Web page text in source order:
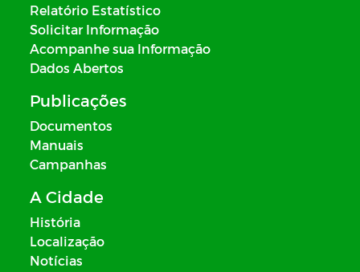
Relatório Estatístico
Solicitar Informação
Acompanhe sua Informação
Dados Abertos
Publicações
Documentos
Manuais
Campanhas
A Cidade
História
Localização
Notícias